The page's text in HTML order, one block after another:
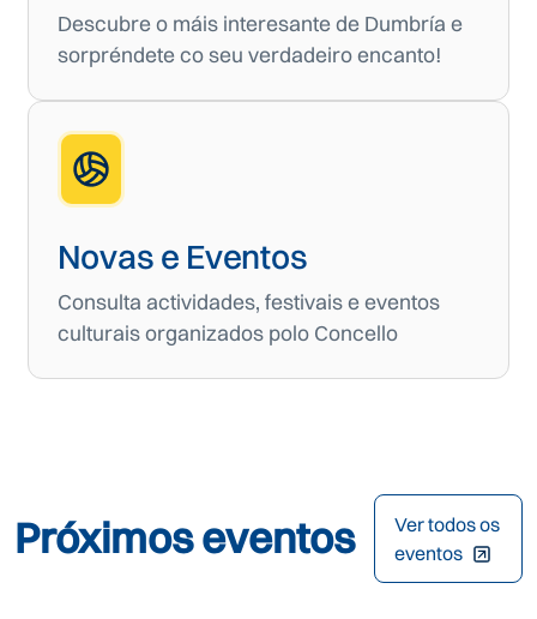
Descubre o máis interesante de Dumbría e
sorpréndete co seu verdadeiro encanto!
Novas e Eventos
Consulta actividades, festivais e eventos
culturais organizados polo Concello
Próximos eventos
Ver todos os
eventos